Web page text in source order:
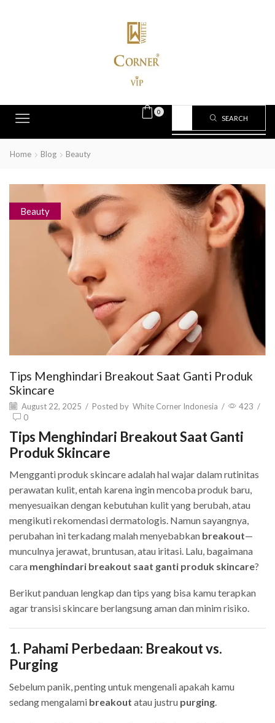
0
SEARCH
Home Blog Beauty
Beauty
Tips Menghindari Breakout Saat Ganti Produk
Skincare
August 22, 2025 / Posted by White Corner Indonesia / 423 /
0
Tips Menghindari Breakout Saat Ganti
Produk Skincare
Mengganti produk skincare adalah hal wajar dalam rutinitas
perawatan kulit, entah karena ingin mencoba produk baru,
menyesuaikan dengan kebutuhan kulit yang berubah, atau
mengikuti rekomendasi dermatologis. Namun sayangnya,
perubahan ini terkadang malah menyebabkan breakout—
munculnya jerawat, bruntusan, atau iritasi. Lalu, bagaimana
cara menghindari breakout saat ganti produk skincare?
Berikut panduan lengkap dan tips yang bisa kamu terapkan
agar transisi skincare berlangsung aman dan minim risiko.
1. Pahami Perbedaan: Breakout vs.
Purging
Sebelum panik, penting untuk mengenali apakah kamu
sedang mengalami breakout atau justru purging